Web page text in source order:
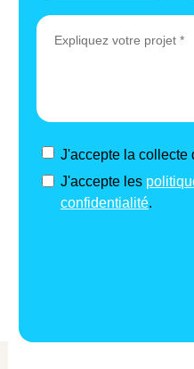
J'accepte la collecte
J'accepte les
confidentialité.